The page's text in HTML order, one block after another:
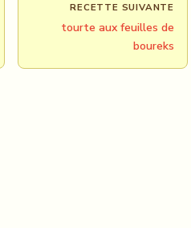
RECETTE SUIVANTE
tourte aux feuilles de
boureks